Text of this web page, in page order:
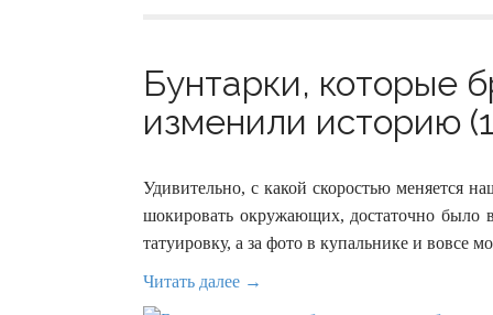
Бунтарки, которые
изменили историю
Удивительно, с какой скоростью меняется
шокировать окружающих, достаточно
татуировку, а за фото в купальнике и вовсе
Читать далее →